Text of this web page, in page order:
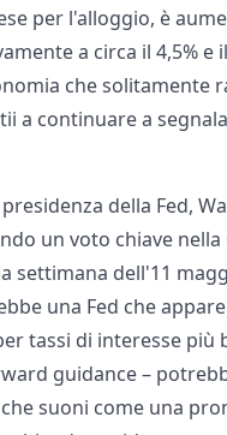
per l'alloggio, è
a circa il 4,5%
che
a continuare a
della Fed,
un voto chiave
settimana dell'11
una Fed che
tassi di interesse più
guidance –
suoni come una